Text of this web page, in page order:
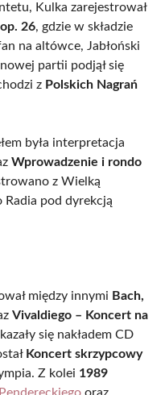
Kulka zarejestrował
26, gdzie w składzie
na altówce, Jabłoński
partii podjął się
z Polskich Nagrań
była interpretacja
Wprowadzenie i rondo
z Wielką
pod dyrekcją
między innymi Bach,
Vivaldiego – Koncert na
się nakładem CD
Koncert skrzypcowy
Z kolei 1989